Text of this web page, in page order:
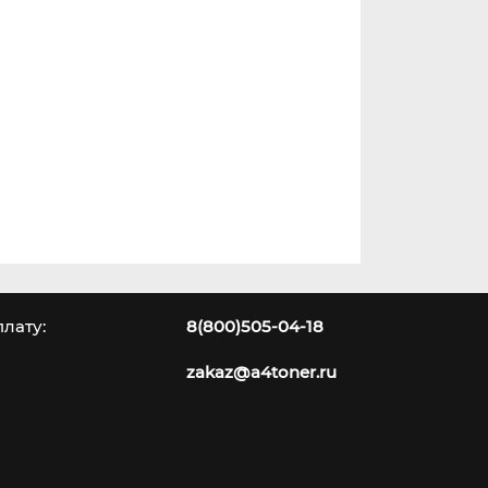
8(800)505-04-18
zakaz@a4toner.ru